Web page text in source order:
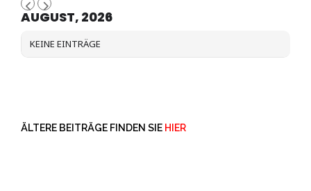
AUGUST, 2026
KEINE EINTRÄGE
ÄLTERE BEITRÄGE FINDEN SIE HIER